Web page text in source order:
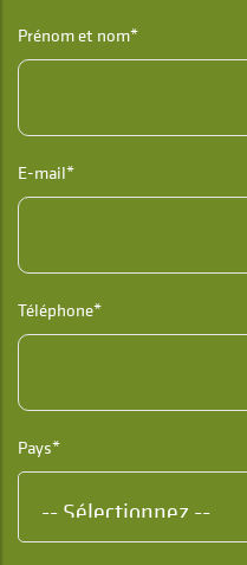
Prénom et nom*
E-mail*
Téléphone*
Pays*